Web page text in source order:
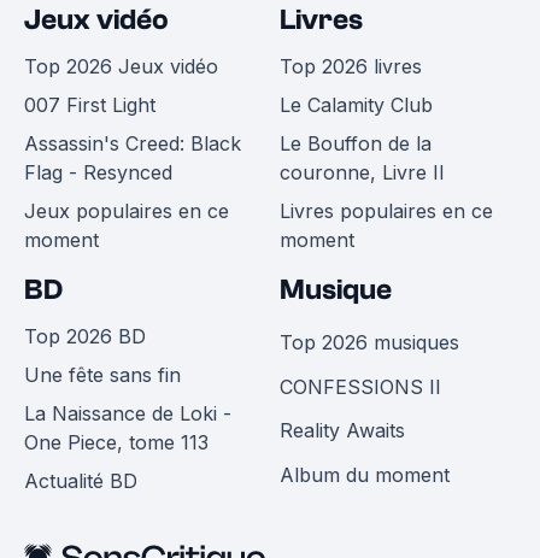
Jeux vidéo
Top 2026 Jeux vidéo
007 First Light
Assassin's Creed: Black
Flag - Resynced
Jeux populaires en ce
moment
Livres
Top 2026 livres
Le Calamity Club
Le Bouffon de la
couronne, Livre II
Livres populaires en ce
moment
BD
Top 2026 BD
Une fête sans fin
La Naissance de Loki -
One Piece, tome 113
Actualité BD
Musique
Top 2026 musiques
CONFESSIONS II
Reality Awaits
Album du moment